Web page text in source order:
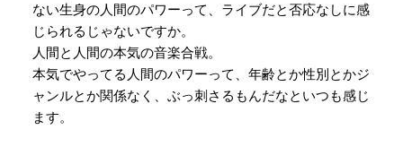
ない生身の人間のパワーって、ライブだと否応なしに感
じられるじゃないですか。
人間と人間の本気の音楽合戦。
本気でやってる人間のパワーって、年齢とか性別とかジ
ャンルとか関係なく、ぶっ刺さるもんだなといつも感じ
ます。